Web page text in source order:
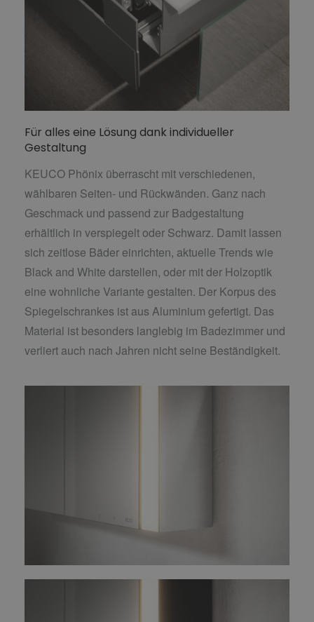
Für alles eine Lösung dank individueller
Gestaltung
KEUCO Phönix überrascht mit verschiedenen,
wählbaren Seiten- und Rückwänden. Ganz nach
Geschmack und passend zur Badgestaltung
erhältlich in verspiegelt oder Schwarz. Damit lassen
sich zeitlose Bäder einrichten, aktuelle Trends wie
Black and White darstellen, oder mit der Holzoptik
eine wohnliche Variante gestalten. Der Korpus des
Spiegelschrankes ist aus Aluminium gefertigt. Das
Material ist besonders langlebig im Badezimmer und
verliert auch nach Jahren nicht seine Beständigkeit.